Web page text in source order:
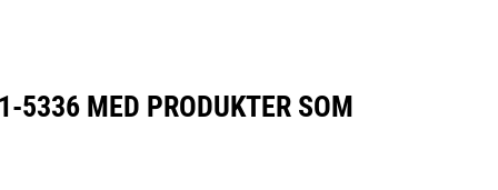
5336 MED PRODUKTER SOM